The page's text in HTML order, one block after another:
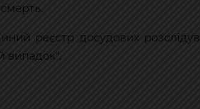
реєстр досудових
випадок".